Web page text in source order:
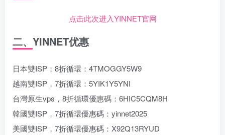
点击此次进入YINNET官网
二、YINNET优惠
日本雙ISP；8折循環：4TMOGGY5W9
越南雙ISP，7折循環：5YIK1Y5YNI
台灣原生vps，8折循環優惠碼：6HIC5CQM8H
韓國雙ISP，7折循環優惠碼：yinnet2025
美國雙ISP，7折循環優惠碼：X92Q13RYUD